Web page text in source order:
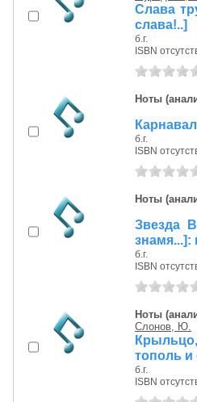
Слава
слава!..]
б.г.
ISBN
Ноты
б.г.
ISBN
Ноты
Звезда
знамя...]:
б.г.
ISBN
Ноты
Слонов, Ю.
тополь и
б.г.
ISBN